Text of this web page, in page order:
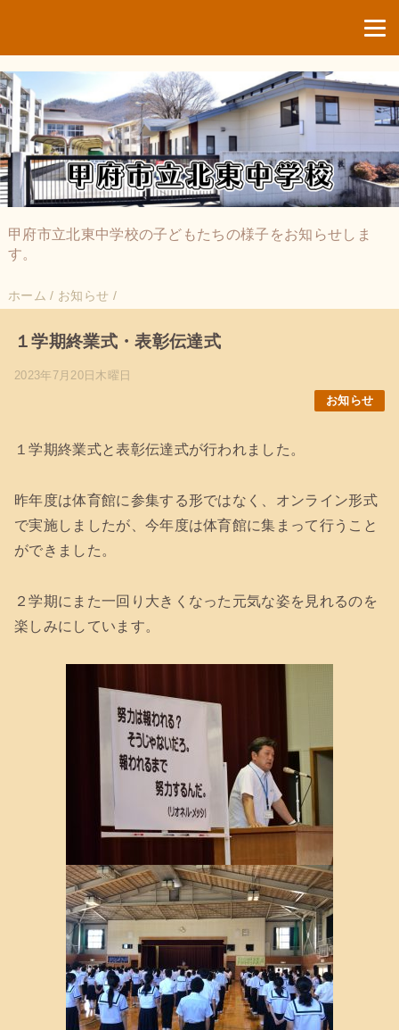
甲府市立北東中学校の子どもたちの様子をお知らせしま
す。
ホーム / お知らせ /
１学期終業式・表彰伝達式
2023年7月20日木曜日
お知らせ
１学期終業式と表彰伝達式が行われました。
昨年度は体育館に参集する形ではなく、オンライン形式
で実施しましたが、今年度は体育館に集まって行うこと
ができました。
２学期にまた一回り大きくなった元気な姿を見れるのを
楽しみにしています。